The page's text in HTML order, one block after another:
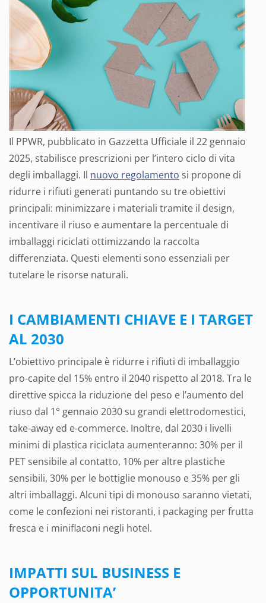
Il PPWR, pubblicato in Gazzetta Ufficiale il 22 gennaio
2025, stabilisce prescrizioni per l’intero ciclo di vita
degli imballaggi. Il nuovo regolamento si propone di
ridurre i rifiuti generati puntando su tre obiettivi
principali: minimizzare i materiali tramite il design,
incentivare il riuso e aumentare la percentuale di
imballaggi riciclati ottimizzando la raccolta
differenziata. Questi elementi sono essenziali per
tutelare le risorse naturali.
I CAMBIAMENTI CHIAVE E I TARGET
AL 2030
L’obiettivo principale è ridurre i rifiuti di imballaggio
pro-capite del 15% entro il 2040 rispetto al 2018. Tra le
direttive spicca la riduzione del peso e l’aumento del
riuso dal 1° gennaio 2030 su grandi elettrodomestici,
take-away ed e-commerce. Inoltre, dal 2030 i livelli
minimi di plastica riciclata aumenteranno: 30% per il
PET sensibile al contatto, 10% per altre plastiche
sensibili, 30% per le bottiglie monouso e 35% per gli
altri imballaggi. Alcuni tipi di monouso saranno vietati,
come le confezioni nei ristoranti, i packaging per frutta
fresca e i miniflaconi negli hotel.
IMPATTI SUL BUSINESS E
OPPORTUNITA’